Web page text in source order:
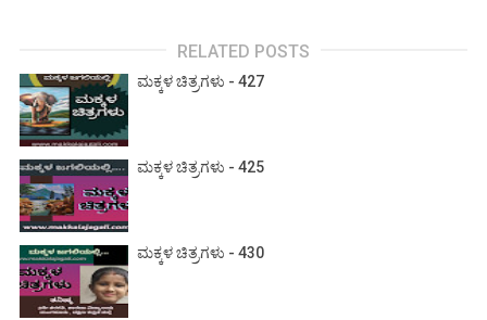
RELATED POSTS
ಮಕ್ಕಳ ಚಿತ್ರಗಳು - 427
ಮಕ್ಕಳ ಚಿತ್ರಗಳು - 425
ಮಕ್ಕಳ ಚಿತ್ರಗಳು - 430